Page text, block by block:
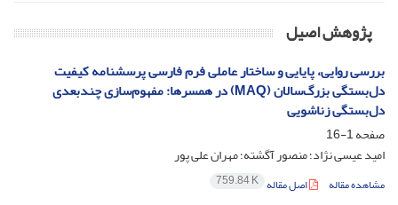
پژوهش اصیل
بررسی روایی، پایایی و ساختار عاملی فرم فارسی پرسشنامه کیفیت
دل‌بستگی بزرگ‌سالان (MAQ) در همسرها: مفهوم‌سازی چندبعدی
دل‌بستگی زناشویی
صفحه1-16
امید عیسی نژاد؛ منصور آگشته؛ مهران علی پور
مشاهده مقاله اصل مقاله 759.84 K